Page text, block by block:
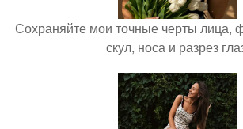
Сохраняйте мои точные черты лица,
скул, носа и разрез